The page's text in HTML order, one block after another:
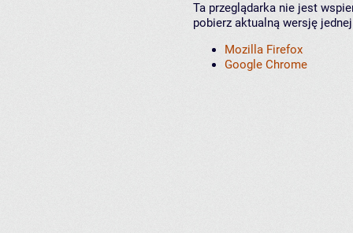
Ta przeglądarka nie jest
pobierz aktualną wersję
Mozilla Firefox
Google Chrome